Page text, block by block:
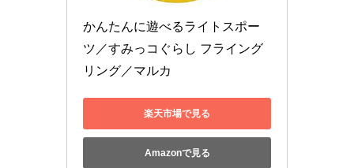
かんたんに遊べるライトスポー
ツ／すみっコぐらし フライング
リング／マルカ
楽天市場で見る
Amazonで見る